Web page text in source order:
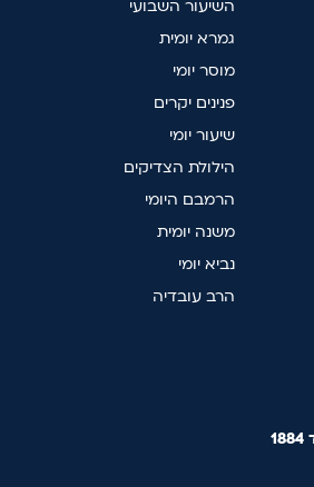
השיעור השבועי
גמרא יומית
מוסר יומי
פנינים יקרים
שיעור יומי
הילולת הצדיקים
הרמבם היומי
משנה יומית
נביא יומי
הרב עובדיה